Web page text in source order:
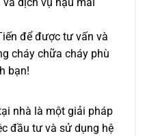
dịch vụ hậu mãi
để được tư vấn và
cháy chữa cháy phù
bạn!
nhà là một giải pháp
đầu tư và sử dụng hệ